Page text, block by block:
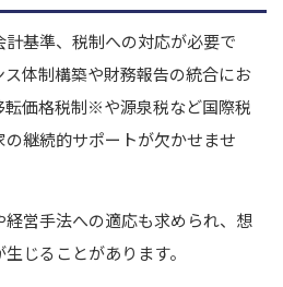
基準、税制への対応が必要で
体制構築や財務報告の統合にお
転価格税制※や源泉税など国際税
継続的サポートが欠かせませ
経営手法への適応も求められ、想
じることがあります。